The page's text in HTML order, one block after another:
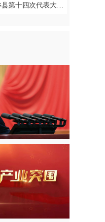
组讨论县委工作报告和县纪委工作报告